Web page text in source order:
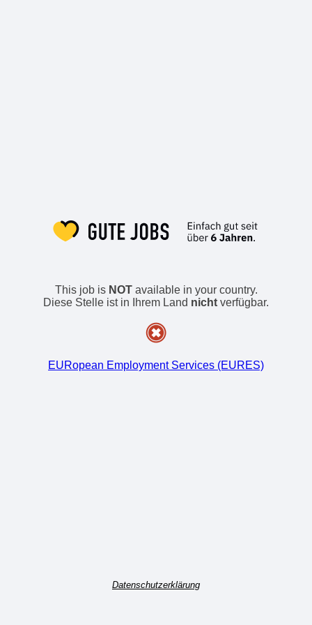
This job is NOTavailable in your country.
Diese Stelle ist in Ihrem Land nicht verfügbar.
EURopean Employment Services (EURES)
Datenschutzerklärung